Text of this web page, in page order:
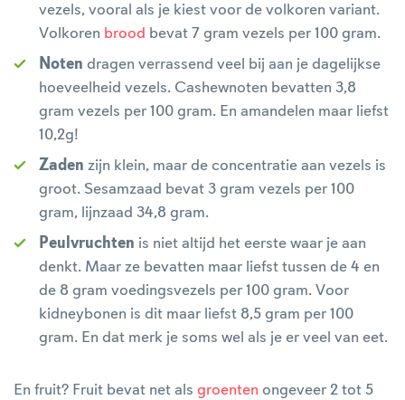
vezels, vooral als je kiest voor de volkoren variant.
Volkoren brood bevat 7 gram vezels per 100 gram.
Noten dragen verrassend veel bij aan je dagelijkse
hoeveelheid vezels. Cashewnoten bevatten 3,8
gram vezels per 100 gram. En amandelen maar liefst
10,2g!
Zaden zijn klein, maar de concentratie aan vezels is
groot. Sesamzaad bevat 3 gram vezels per 100
gram, lijnzaad 34,8 gram.
Peulvruchten is niet altijd het eerste waar je aan
denkt. Maar ze bevatten maar liefst tussen de 4 en
de 8 gram voedingsvezels per 100 gram. Voor
kidneybonen is dit maar liefst 8,5 gram per 100
gram. En dat merk je soms wel als je er veel van eet.
En fruit? Fruit bevat net als groenten ongeveer 2 tot 5